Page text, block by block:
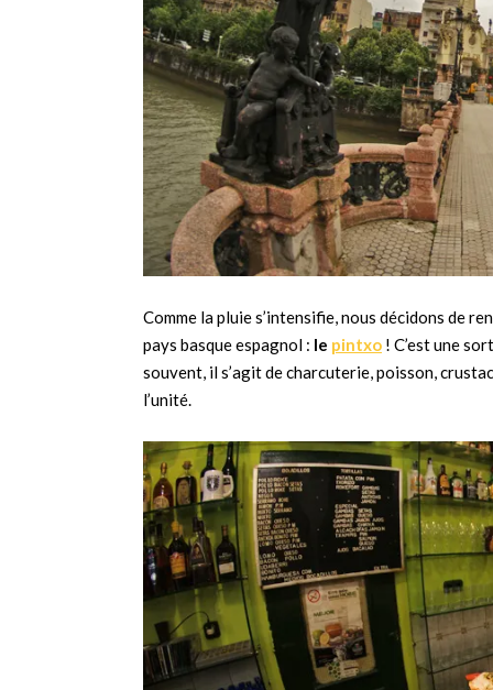
Comme la pluie s’intensifie, nous décidons de
pays basque espagnol : le pintxo ! C’est une
souvent, il s’agit de charcuterie, poisson,
l’unité.